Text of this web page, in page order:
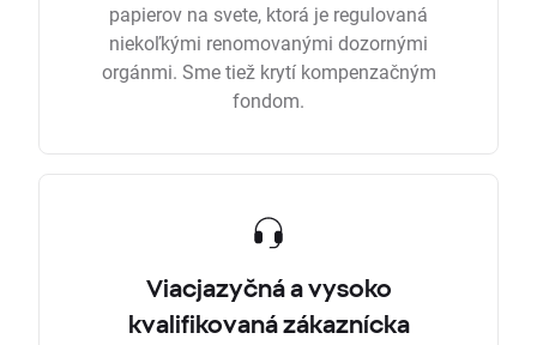
papierov na svete, ktorá je regulovaná
niekoľkými renomovanými dozornými
orgánmi. Sme tiež krytí kompenzačným
fondom.
Viacjazyčná a vysoko
kvalifikovaná zákaznícka